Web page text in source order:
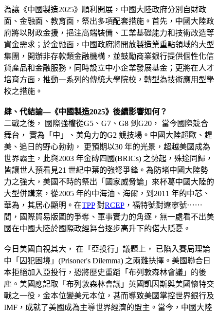
為讓《中國製造2025》順利開展，中國大陸政府分別自財政
面、金融面、教育面，祭出多項配套措施。首先，中國大陸政
府將以財政金援，挹注高端裝備、工業基礎能力和技術改造等
資金需求；於金融面，中國政府將開放製造業重點領域的大型
集團，開辦非存款類金融機構，並鼓勵商業銀行提供個性化信
貸產品和金融服務，同時設立中小企業發展基金；更將在人才
培育方面，推動一系列的傳統大學院校，轉型為技術應用型學
校之措施。
肆、代結論—《中國製造2025》後續影響如何？
二戰之後， 國際強權從G5、G7、G8 到G20， 當今國際競合
舞台， 實為「中」、美角力的G2 競技場。中國大陸超歐、趕
美、追日的野心勃勃， 更預期以30 年的光景，超越美國成為
世界霸主，此與2003 年金磚四國(BRICs) 之勢起，殊途同歸，
皆讓世人預看見21 世紀中葉的強弩爭鋒。為防堵中國大陸勢
力之強大，美國不時的祭出「國家威脅論」來杯葛中國大陸的
大型併購案，從2005 年的中海油、海爾，到2011 年的中芯、
華為，其居心顯明。在TPP對RCEP ，福特號對遼寧號⋯⋯
間，國際貿易版圖的爭奪、軍事實力的角逐，無一處看不出美
國在中國大陸於國際政經舞台逐步高升下的偌大隱憂。
今日美國自視其大， 在「亞投行」議題上， 已陷入賽局理論
中「囚犯困境」(Prisoner's Dilemma) 之兩難抉擇。美國聯合日
本拒絕加入亞投行，恐將歷史重蹈「布列敦森林會議」的後
塵。美國應記取「布列敦森林會議」英國凱因斯與美國懷特交
戰之一役，金本位變美元本位，甚而導致美國掌控世界銀行及
IMF，成就了美國成為主導世界經濟的盟主。當今，中國大陸